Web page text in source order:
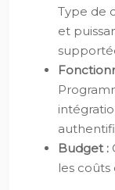
Type de
et
Budget :
les coûts